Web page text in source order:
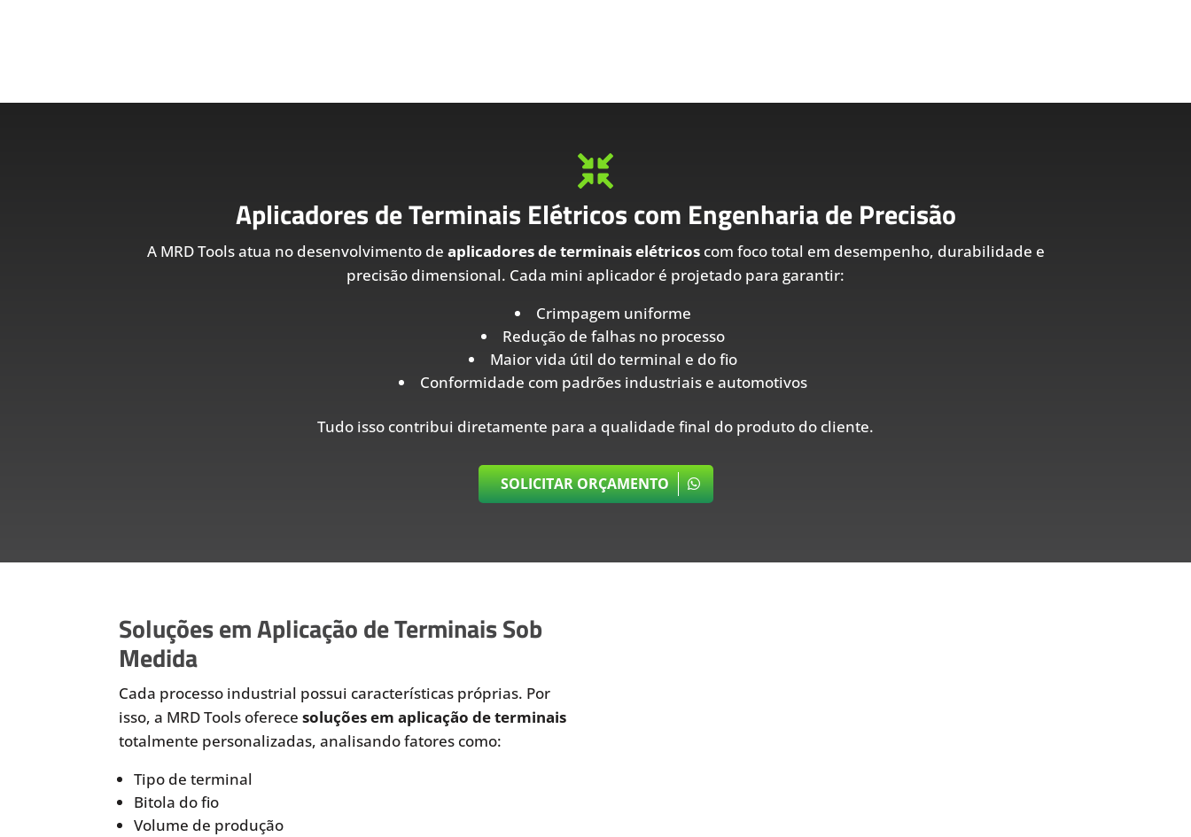

Aplicadores de Terminais Elétricos com Engenharia de Precisão
A MRD Tools atua no desenvolvimento de aplicadores de terminais elétricoscom foco total em desempenho, durabilidade e
precisão dimensional. Cada mini aplicador é projetado para garantir:
Crimpagem uniforme
Redução de falhas no processo
Maior vida útil do terminal e do fio
Conformidade com padrões industriais e automotivos
Tudo isso contribui diretamente para a qualidade final do produto do cliente.
SOLICITAR ORÇAMENTO
Soluções em Aplicação de Terminais Sob
Medida
Cada processo industrial possui características próprias. Por
isso, a MRD Tools oferecesoluções em aplicação de terminais
totalmente personalizadas, analisando fatores como:
Tipo de terminal
Bitola do fio
Volume de produção